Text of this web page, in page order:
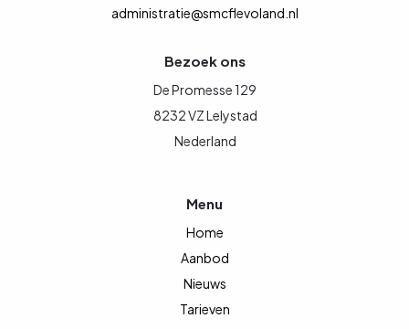
administratie@smcflevoland.nl
Bezoek ons
De Promesse 129
8232 VZ Lelystad
Nederland
Menu
Home
Aanbod
Nieuws
Tarieven